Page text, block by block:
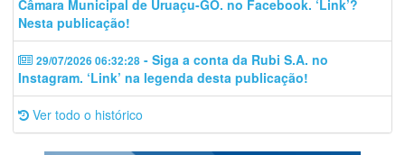
Câmara Municipal de Uruaçu-GO. no Facebook. ‘Link’?
Nesta publicação!
29/07/2026 06:32:28 - Siga a conta da Rubi S.A. no
Instagram. ‘Link’ na legenda desta publicação!
Ver todo o histórico